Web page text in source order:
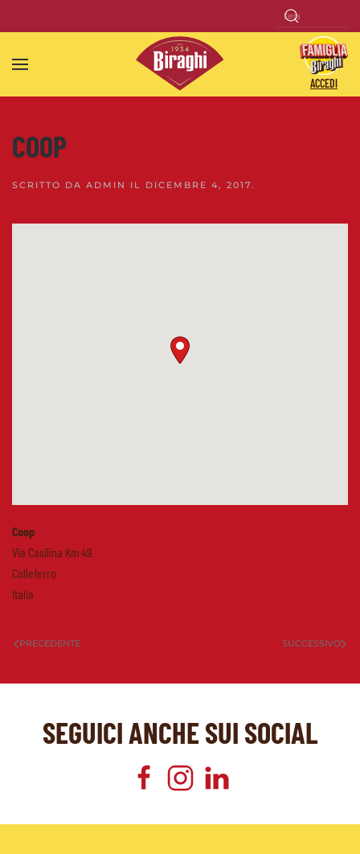
Skip to main content
ACCEDI
COOP
SCRITTO DA ADMIN IL DICEMBRE 4, 2017.
Coop
Via Casilina Km 49
Colleferro
Italia
PRECEDENTE SUCCESSIVO
SEGUICI ANCHE SUI SOCIAL